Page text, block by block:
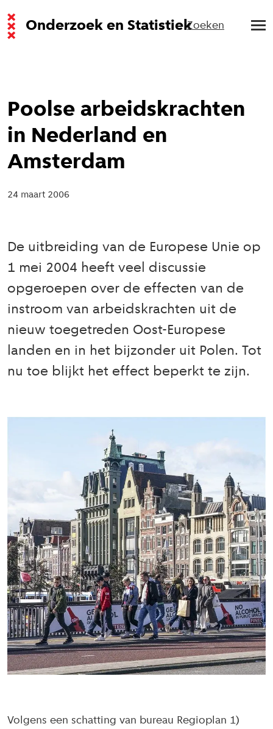
Onderzoek en StatistiekZoeken
Poolse arbeidskrachten
in Nederland en
Amsterdam
24 maart 2006
De uitbreiding van de Europese Unie op
1 mei 2004 heeft veel discussie
opgeroepen over de effecten van de
instroom van arbeidskrachten uit de
nieuw toegetreden Oost-Europese
landen en in het bijzonder uit Polen. Tot
nu toe blijkt het effect beperkt te zijn.
Volgens een schatting van bureau Regioplan 1)